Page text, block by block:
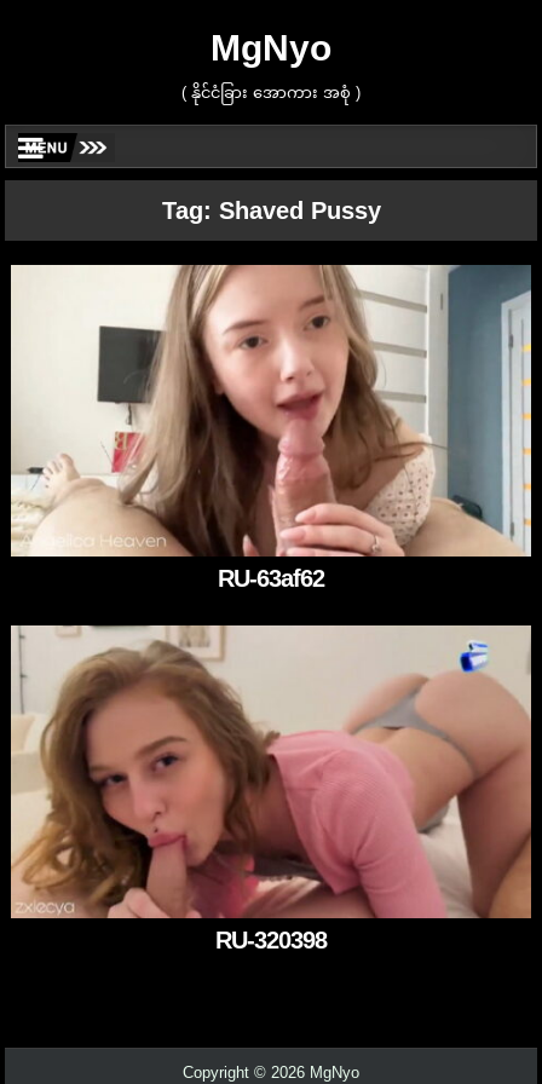
MgNyo
( နိုင်ငံခြား အောကား အစုံ )
Tag: Shaved Pussy
RU-63af62
RU-320398
Copyright © 2026 MgNyo